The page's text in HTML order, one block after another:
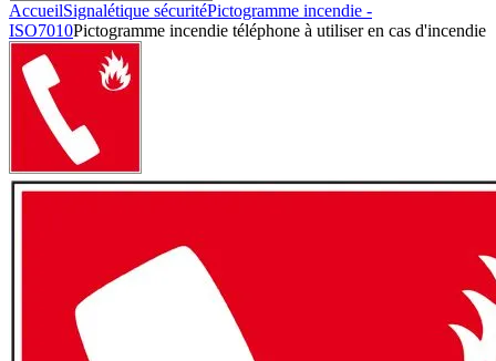
AccueilSignalétique sécuritéPictogramme incendie -
ISO7010Pictogramme incendie téléphone à utiliser en cas d'incendie